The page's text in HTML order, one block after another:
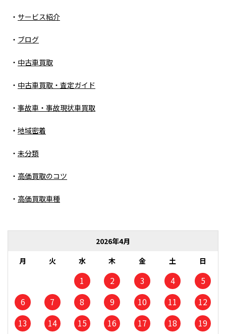
サービス紹介
ブログ
中古車買取
中古車買取・査定ガイド
事故車・事故現状車買取
地域密着
未分類
高価買取のコツ
高価買取車種
2026年4月
月
火 水 木 金 土 日
1 2 3 4
5
6
7 8 9 10 11
12
13
14 15 16 17 18 19